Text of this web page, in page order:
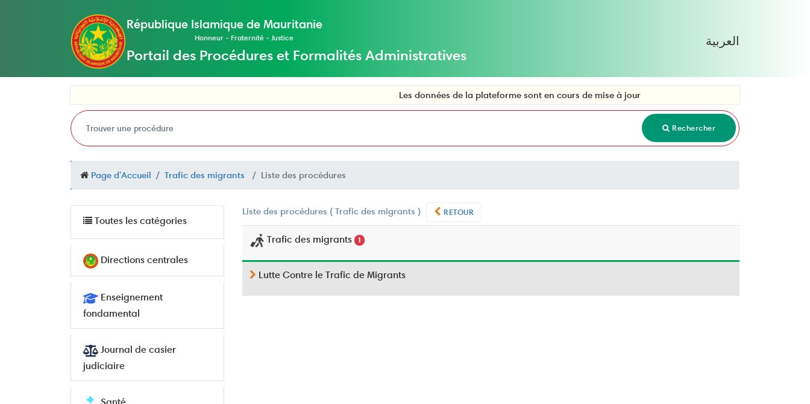
République Islamique de Mauritanie
Honneur - Fraternité - Justice
Portail des Procédures et Formalités Administratives
العربية
Les données de la plateforme sont en cours de mise à jour
Rechercher
Page d'Accueil Trafic des migrants Liste des procédures
Toutes les catégories
Directions centrales
Enseignement
fondamental
Journal de casier
judiciaire
Liste des procédures ( Trafic des migrants ) RETOUR
Trafic des migrants 1
Lutte Contre le Trafic de Migrants